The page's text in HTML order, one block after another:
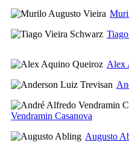
Alex
Vendramin Casanova
Augusto